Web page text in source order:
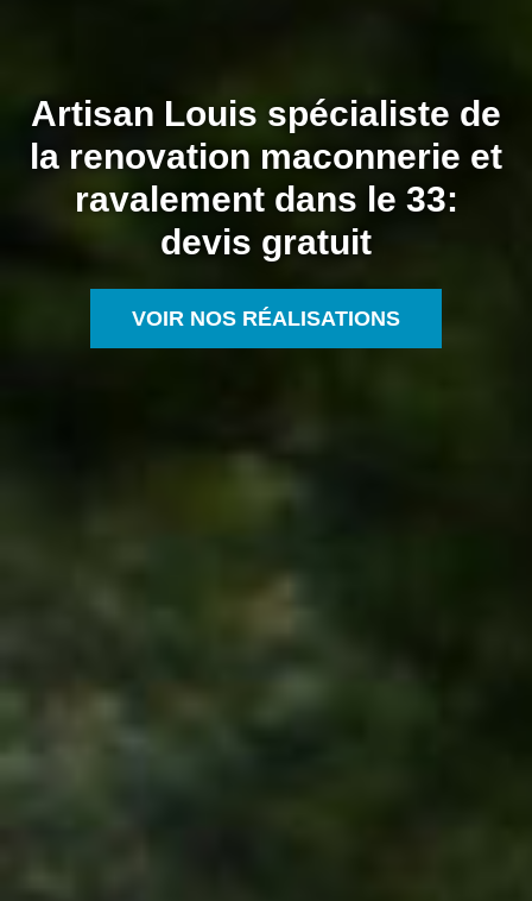
Artisan Louis spécialiste de
la renovation maconnerie et
ravalement dans le 33:
devis gratuit
VOIR NOS RÉALISATIONS